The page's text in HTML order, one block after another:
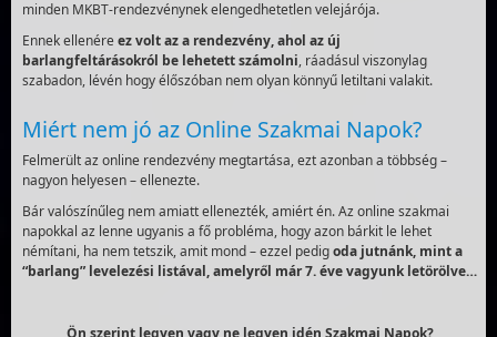
minden MKBT-rendezvénynek elengedhetetlen velejárója.
Ennek ellenéreez volt az a rendezvény, ahol az új
barlangfeltárásokról be lehetett számolni, ráadásul viszonylag
szabadon, lévén hogy élőszóban nem olyan könnyű letiltani valakit.
Miért nem jó az Online Szakmai Napok?
Felmerült az online rendezvény megtartása, ezt azonban a többség –
nagyon helyesen – ellenezte.
Bár valószínűleg nem amiatt ellenezték, amiért én. Az online szakmai
napokkal az lenne ugyanis a fő probléma, hogy azon bárkit le lehet
némítani, ha nem tetszik, amit mond – ezzel pedigoda jutnánk, mint a
“barlang” levelezési listával, amelyről már 7. éve vagyunk letörölve…